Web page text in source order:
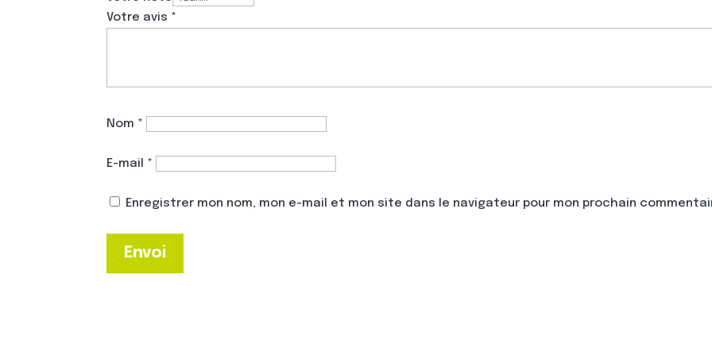
Votre avis *
Nom *
E-mail *
Enregistrer mon nom, mon e-mail et mon site dans le navigateur pour mon prochain
Envoi